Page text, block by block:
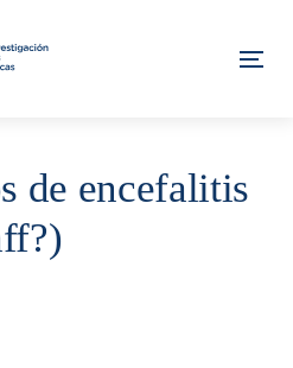
de encefalitis